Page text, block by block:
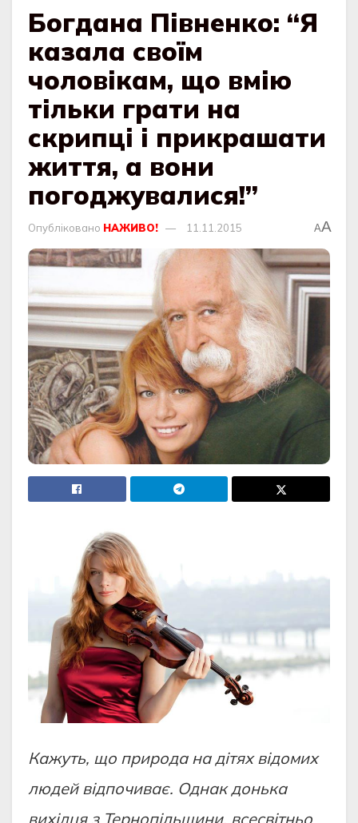
Богдана Півненко: “Я
казала своїм
чоловікам, що вмію
тільки грати на
скрипці і прикрашати
життя, а вони
погоджувалися!”
Опубліковано НАЖИВО! 11.11.2015 AA
Кажуть, що природа на дітях відомих
людей відпочиває. Однак донька
вихідця з Тернопільщини, всесвітньо